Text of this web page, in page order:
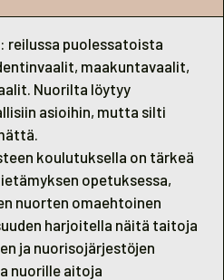
reilussa puolessatoista
maakuntavaalit,
Nuorilta löytyy
asioihin, mutta silti
koulutuksella on tärkeä
opetuksessa,
nuorten omaehtoinen
harjoitella näitä taitoja
ja nuorisojärjestöjen
nuorille aitoja